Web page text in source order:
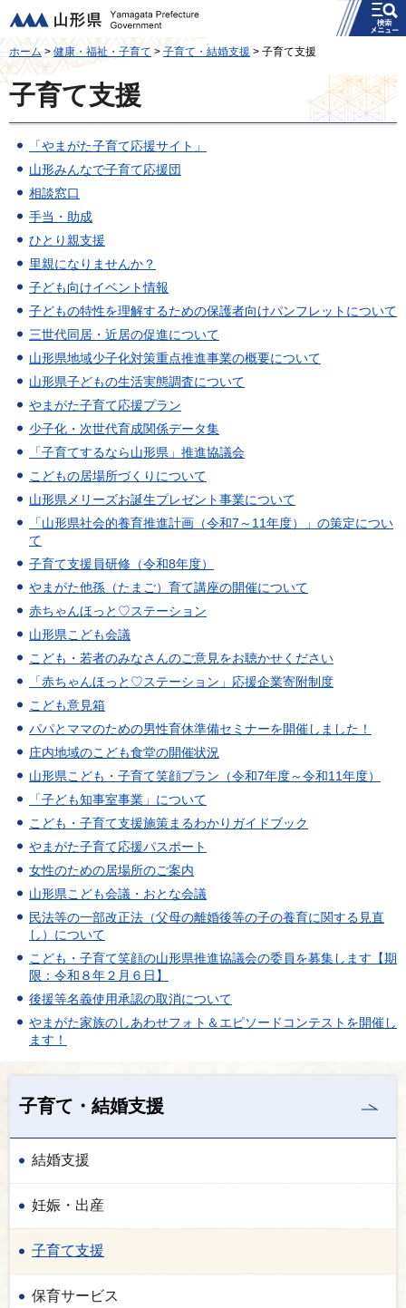
山形県
メニュー
ホーム>健康・福祉・子育て > 子育て・結婚支援 > 子育て支援
子育て支援
「やまがた子育て応援サイト」
山形みんなで子育て応援団
相談窓口
手当・助成
ひとり親支援
里親になりませんか？
子ども向けイベント情報
子どもの特性を理解するための保護者向けパンフレットについて
三世代同居・近居の促進について
山形県地域少子化対策重点推進事業の概要について
山形県子どもの生活実態調査について
やまがた子育て応援プラン
少子化・次世代育成関係データ集
「子育てするなら山形県」推進協議会
こどもの居場所づくりについて
山形県メリーズお誕生プレゼント事業について
「山形県社会的養育推進計画（令和7～11年度）」の策定につい
て
子育て支援員研修（令和8年度）
やまがた他孫（たまご）育て講座の開催について
赤ちゃんほっと♡ステーション
山形県こども会議
こども・若者のみなさんのご意見をお聴かせください
「赤ちゃんほっと♡ステーション」応援企業寄附制度
こども意見箱
パパとママのための男性育休準備セミナーを開催しました！
庄内地域のこども食堂の開催状況
山形県こども・子育て笑顔プラン（令和7年度～令和11年度）
「子ども知事室事業」について
こども・子育て支援施策まるわかりガイドブック
やまがた子育て応援パスポート
女性のための居場所のご案内
山形県こども会議・おとな会議
民法等の一部改正法（父母の離婚後等の子の養育に関する見直
し）について
こども・子育て笑顔の山形県推進協議会の委員を募集します【期
限：令和８年２月６日】
後援等名義使用承認の取消について
やまがた家族のしあわせフォト＆エピソードコンテストを開催し
ます！
子育て・結婚支援
結婚支援
妊娠・出産
子育て支援
保育サービス